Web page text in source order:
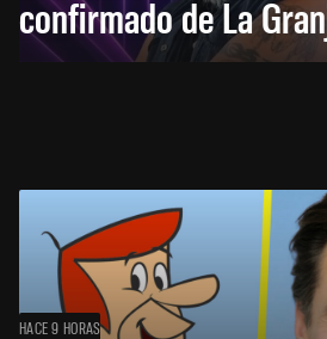
confirmado de La
HACE 9 HORAS